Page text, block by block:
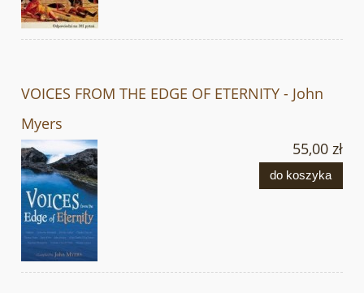
VOICES FROM THE EDGE OF ETERNITY - John
Myers
55,00 zł
do koszyka